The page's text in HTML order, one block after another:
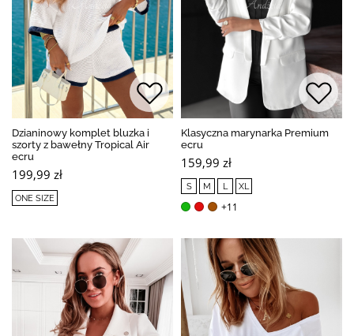
Dzianinowy komplet bluzka i
szorty z bawełny Tropical Air
ecru
199,99 zł
ONE SIZE
Klasyczna marynarka Premium
ecru
159,99 zł
S M L XL
+11